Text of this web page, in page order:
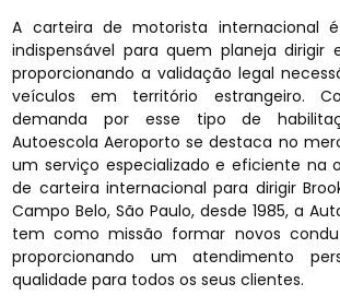
A carteira de motorista internacional
indispensável para quem planeja dirigir
proporcionando a validação legal
veículos em território estrangeiro.
demanda por esse tipo de
Autoescola Aeroporto se destaca no
um serviço especializado e eficiente na
de carteira internacional para dirigir
Campo Belo, São Paulo, desde 1985, a
tem como missão formar novos
proporcionando um atendimento
qualidade para todos os seus clientes.